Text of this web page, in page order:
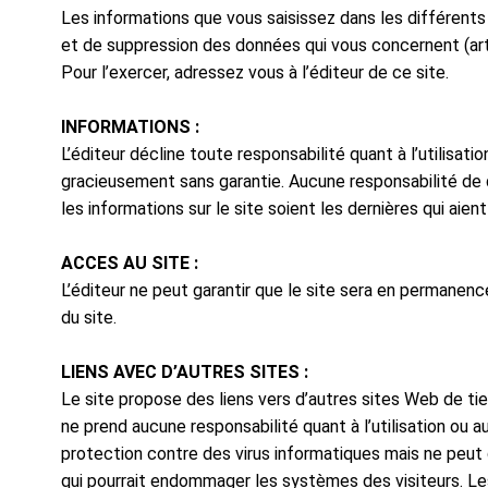
Les informations que vous saisissez dans les
et de suppression des données qui vous concernent
Pour l’exercer, adressez vous à l’éditeur de ce site.
INFORMATIONS :
L’éditeur décline toute responsabilité quant à
gracieusement sans garantie. Aucune responsabilité
les informations sur le site soient les dernières qui
ACCES AU SITE :
L’éditeur ne peut garantir que le site sera en
du site.
LIENS AVEC D’AUTRES SITES :
Le site propose des liens vers d’autres sites Web de
ne prend aucune responsabilité quant à l’utilisation ou
protection contre des virus informatiques mais ne
qui pourrait endommager les systèmes des visiteurs.